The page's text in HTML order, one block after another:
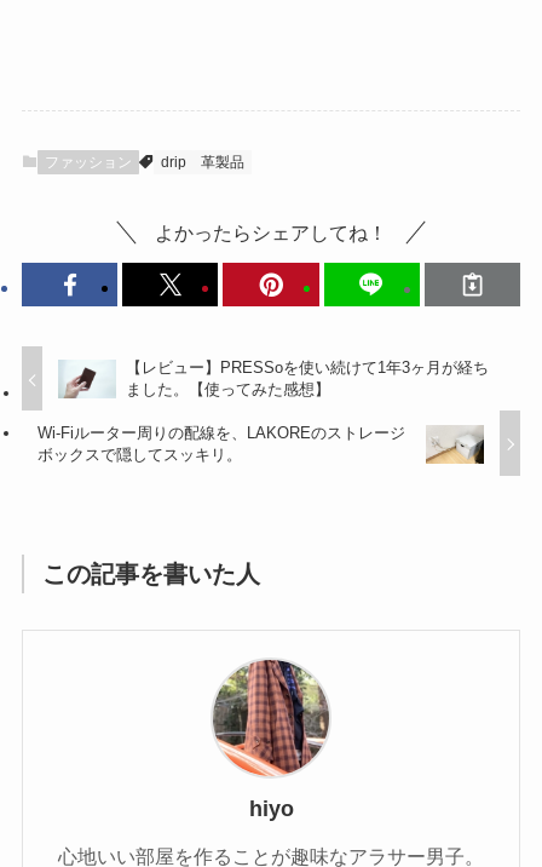
ファッション drip 革製品
よかったらシェアしてね！
【レビュー】PRESSoを使い続けて1年3ヶ月が経ち
ました。【使ってみた感想】
Wi-Fiルーター周りの配線を、LAKOREのストレージ
ボックスで隠してスッキリ。
この記事を書いた人
hiyo
心地いい部屋を作ることが趣味なアラサー男子。